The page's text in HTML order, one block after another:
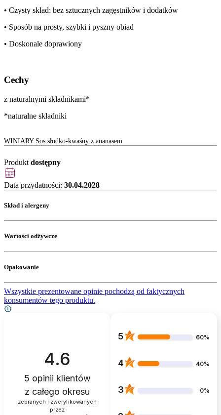
• Czysty skład: bez sztucznych zagęstników i dodatków
• Sposób na prosty, szybki i pyszny obiad
• Doskonale doprawiony
Cechy
z naturalnymi składnikami*
*naturalne składniki
WINIARY Sos słodko-kwaśny z ananasem
Produkt dostępny
Data przydatności: 30.04.2028
Skład i alergeny
Wartości odżywcze
Opakowanie
Wszystkie prezentowane opinie pochodzą od faktycznych
konsumentów tego produktu.
4.6
5 opinii klientów
z całego okresu
zebranych i zweryfikowanych
przez
5 60%
4 40%
3 0%